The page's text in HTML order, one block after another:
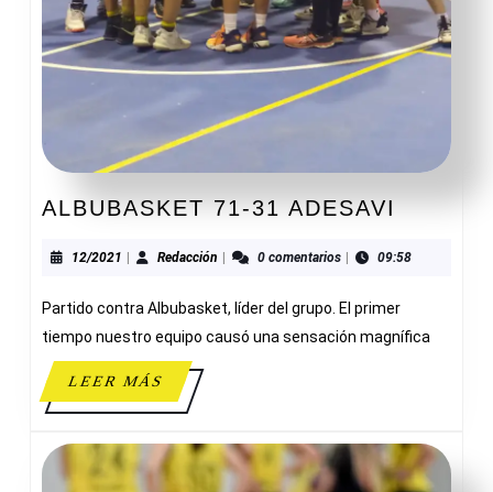
ALBUBASKET 71-31 ADESAVI
31
12/2021 12/2021Redacción Redacción0 comentarios 09:58
Partido contra Albubasket, líder del grupo. El primer
tiempo nuestro equipo causó una sensación magnífica
LEER MÁSLEER
MÁS